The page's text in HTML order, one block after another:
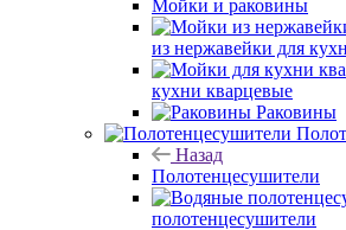
Мойки и раковины
из нержавейки для
кухни кварцевые
Раковины
Назад
Полотенцесушители
полотенцесушители